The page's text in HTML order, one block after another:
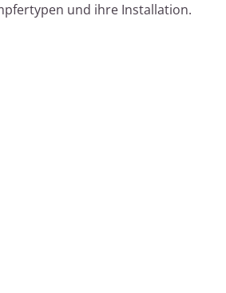
und ihre Installation.